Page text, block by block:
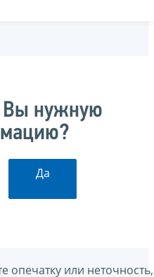
нужную
Да
опечатку или неточность,